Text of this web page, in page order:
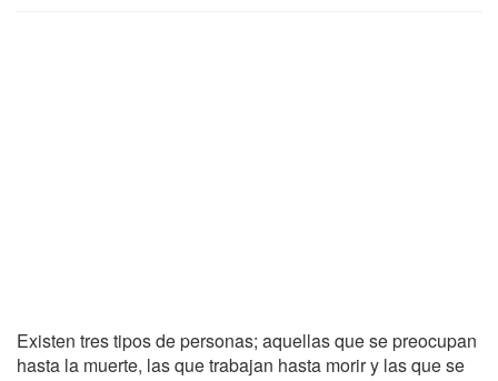
Existen tres tipos de personas; aquellas que se preocupan
hasta la muerte, las que trabajan hasta morir y las que se